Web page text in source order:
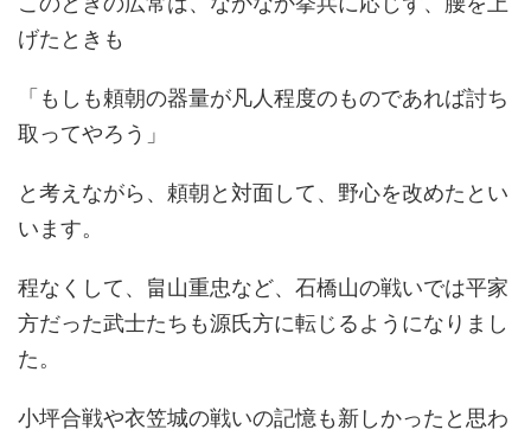
げたときも
「もしも頼朝の器量が凡人程度のものであれば討ち
取ってやろう」
と考えながら、頼朝と対面して、野心を改めたとい
います。
程なくして、畠山重忠など、石橋山の戦いでは平家
方だった武士たちも源氏方に転じるようになりまし
た。
小坪合戦や衣笠城の戦いの記憶も新しかったと思わ